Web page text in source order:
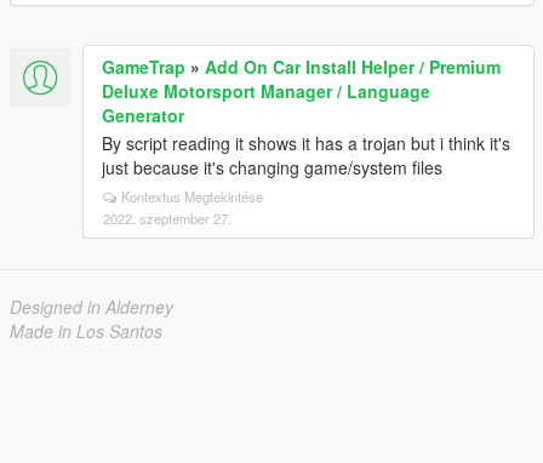
GameTrap » Add On Car Install Helper / Premium
Deluxe Motorsport Manager / Language
Generator
By script reading it shows it has a trojan but i think it's
just because it's changing game/system files
Kontextus Megtekintése
2022. szeptember 27.
Designed in Alderney
Made in Los Santos